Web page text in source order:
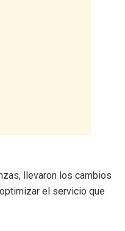
llevaron los cambios
el servicio que